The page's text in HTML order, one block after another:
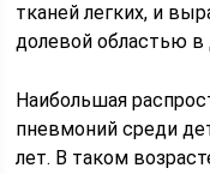
тканей легких, и
долевой областью в
Наибольшая
пневмоний среди
лет. В таком